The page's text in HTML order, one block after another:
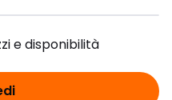
e disponibilità